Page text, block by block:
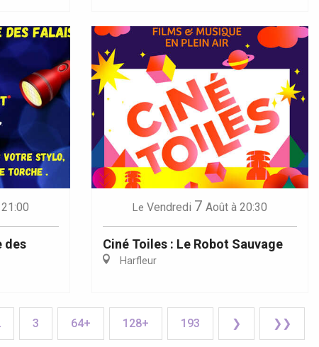
des
Le Vendredi 7 Août à 20:30
Ciné Toiles : Le Robot Sauvage
Harfleur
3 64+ 128+ 193 ❯ ❯❯